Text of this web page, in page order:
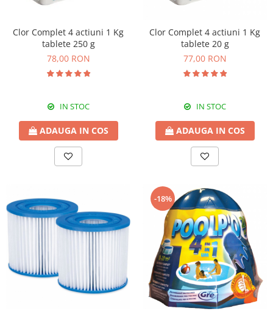
Acoperire piscina
Dusuri solare
Filtrare piscina
Iluminat piscina
Ramuri groase
Gazon si iarba
Accesorii foarfece
Fierastraie
Cutite
Accesorii topoare si fierastraie
Masini de tuns iarba
Accesorii si piese unelte gradina
Piese schimb unelte gradina
Accesorii unelte gradina
Clor Complet 4 actiuni 1 Kg
tablete 250 g
78,00 RON
IN STOC
ADAUGA IN COS
Clor Complet 4 actiuni 1 Kg
tablete 20 g
77,00 RON
IN STOC
ADAUGA IN COS
-18%